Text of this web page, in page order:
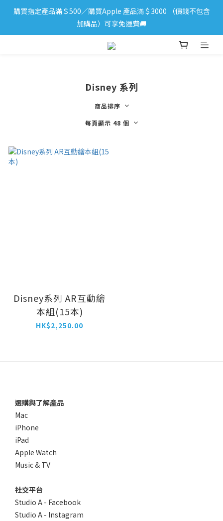
iPhone 17 系列新登場！立即訂購
購買指定產品滿＄500／購買Apple 產品滿＄3000 （價錢不包含
加購品）可享免運費🚚
iPhone 17 系列新登場！立即訂購
Disney 系列
商品排序
每頁顯示 48 個
Disney系列 AR互動繪
本組(15本)
HK$2,250.00
選購與了解產品
Mac
iPhone
iPad
Apple Watch
Music & TV
社交平台
Studio A - Facebook
Studio A - Instagram